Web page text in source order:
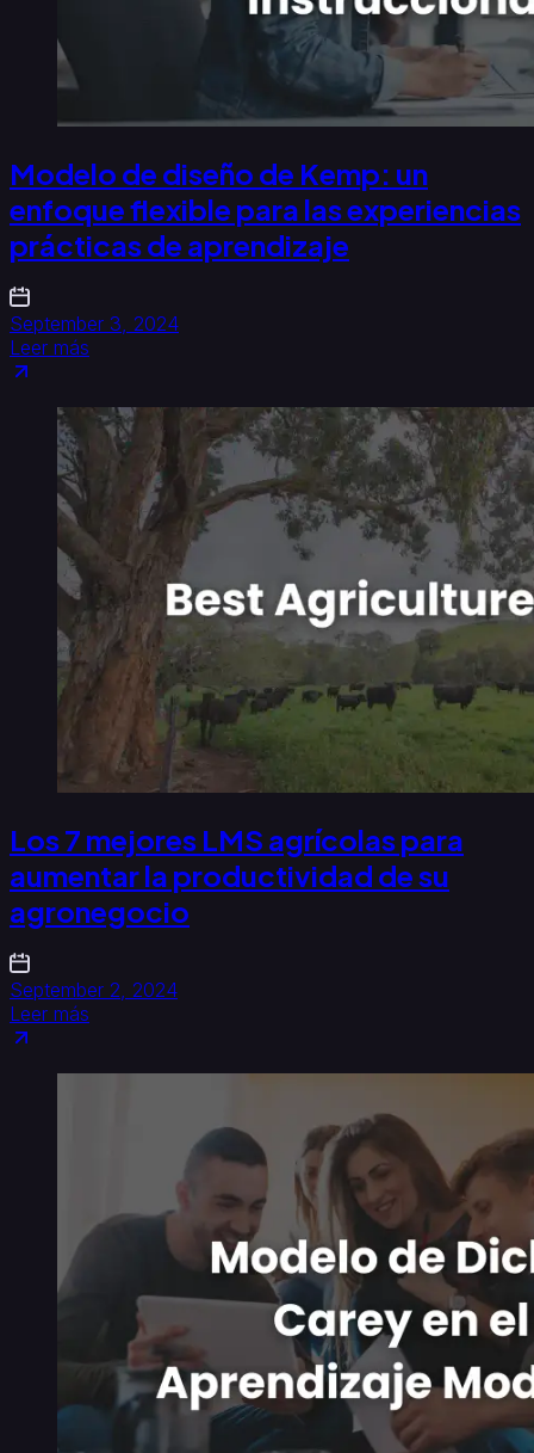
Modelo de diseño de Kemp: un
enfoque flexible para las experiencias
prácticas de aprendizaje
September 3, 2024
Leer más
Los 7 mejores LMS agrícolas para
aumentar la productividad de su
agronegocio
September 2, 2024
Leer más